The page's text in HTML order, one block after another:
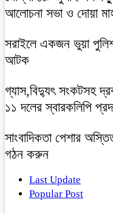
আলোচনা সভা ও দোয়া
সরাইলে একজন ভুয়া
আটক
গ্যাস,বিদ্যুৎ সংকটসহ
১১ দলের স্বারকলিপি
সাংবাদিকতা পেশার
গঠন করুন
Last Update
Popular Post